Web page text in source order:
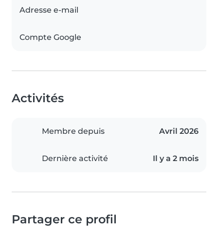
Adresse e-mail
Compte Google
Activités
Membre depuis Avril 2026
Dernière activité Il y a 2 mois
Partager ce profil